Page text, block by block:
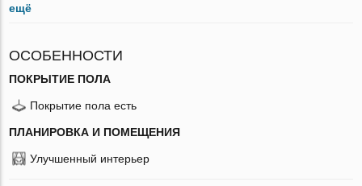
ещё
ОСОБЕННОСТИ
ПОКРЫТИЕ ПОЛА
Покрытие пола есть
ПЛАНИРОВКА И ПОМЕЩЕНИЯ
Улучшенный интерьер